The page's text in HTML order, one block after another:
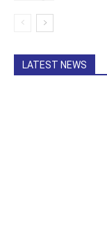
LATEST NEWS